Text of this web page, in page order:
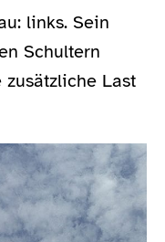
links. Sein
Schultern
Last